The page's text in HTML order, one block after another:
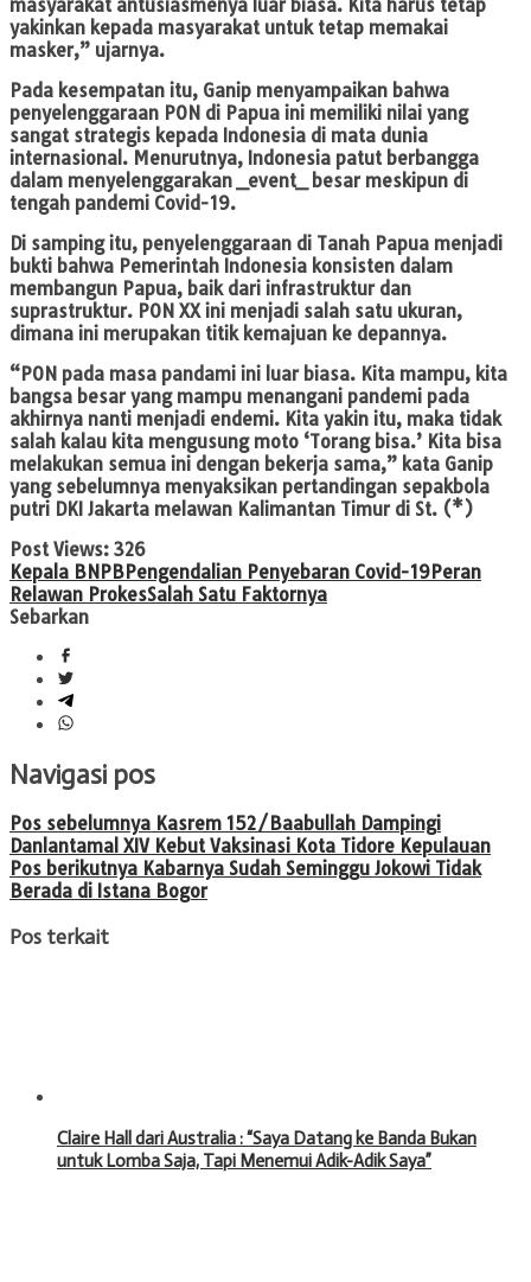
masyarakat antusiasmenya luar biasa. Kita harus tetap
yakinkan kepada masyarakat untuk tetap memakai
masker,” ujarnya.
Pada kesempatan itu, Ganip menyampaikan bahwa
penyelenggaraan PON di Papua ini memiliki nilai yang
sangat strategis kepada Indonesia di mata dunia
internasional. Menurutnya, Indonesia patut berbangga
dalam menyelenggarakan _event_ besar meskipun di
tengah pandemi Covid-19.
Di samping itu, penyelenggaraan di Tanah Papua menjadi
bukti bahwa Pemerintah Indonesia konsisten dalam
membangun Papua, baik dari infrastruktur dan
suprastruktur. PON XX ini menjadi salah satu ukuran,
dimana ini merupakan titik kemajuan ke depannya.
“PON pada masa pandami ini luar biasa. Kita mampu, kita
bangsa besar yang mampu menangani pandemi pada
akhirnya nanti menjadi endemi. Kita yakin itu, maka tidak
salah kalau kita mengusung moto ‘Torang bisa.’ Kita bisa
melakukan semua ini dengan bekerja sama,” kata Ganip
yang sebelumnya menyaksikan pertandingan sepakbola
putri DKI Jakarta melawan Kalimantan Timur di St. (*)
Post Views: 326
Kepala BNPBPengendalian Penyebaran Covid-19Peran
Relawan ProkesSalah Satu Faktornya
Sebarkan
Navigasi pos
Pos sebelumnya Kasrem 152/Baabullah Dampingi
Danlantamal XIV Kebut Vaksinasi Kota Tidore Kepulauan
Pos berikutnya Kabarnya Sudah Seminggu Jokowi Tidak
Berada di Istana Bogor
Pos terkait
Claire Hall dari Australia : “Saya Datang ke Banda Bukan
untuk Lomba Saja, Tapi Menemui Adik-Adik Saya”